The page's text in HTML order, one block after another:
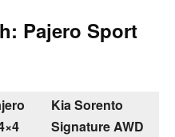
Pajero Sport
Kia Sorento
Signature AWD